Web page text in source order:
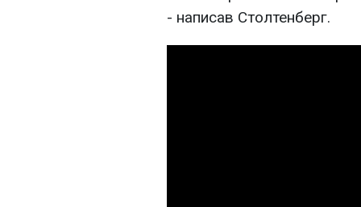
- написав Столтенберг.